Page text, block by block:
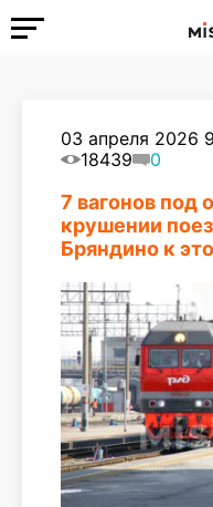
03 апреля 2026
18439
0
7 вагонов под
крушении
Бряндино к